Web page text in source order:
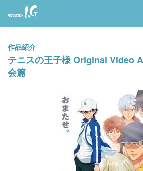
Prod
uctio
n I.G
作品紹介
テニスの王子様 Original Video
会篇